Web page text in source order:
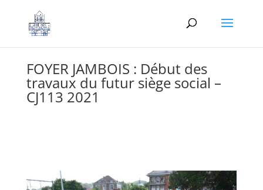
FOYER JAMBOIS : Début des
travaux du futur siège social –
CJ113 2021